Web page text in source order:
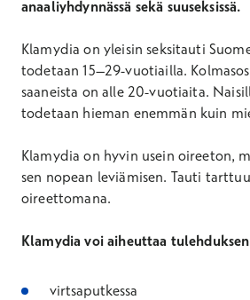
anaaliyhdynnässä sekä suuseksissä.
Klamydia on yleisin seksitauti
todetaan 15–29-vuotiailla.
saaneista on alle 20-vuotiaita.
todetaan hieman enemmän kuin
Klamydia on hyvin usein oireeton,
sen nopean leviämisen. Tauti
oireettomana.
Klamydia voi aiheuttaa
virtsaputkessa